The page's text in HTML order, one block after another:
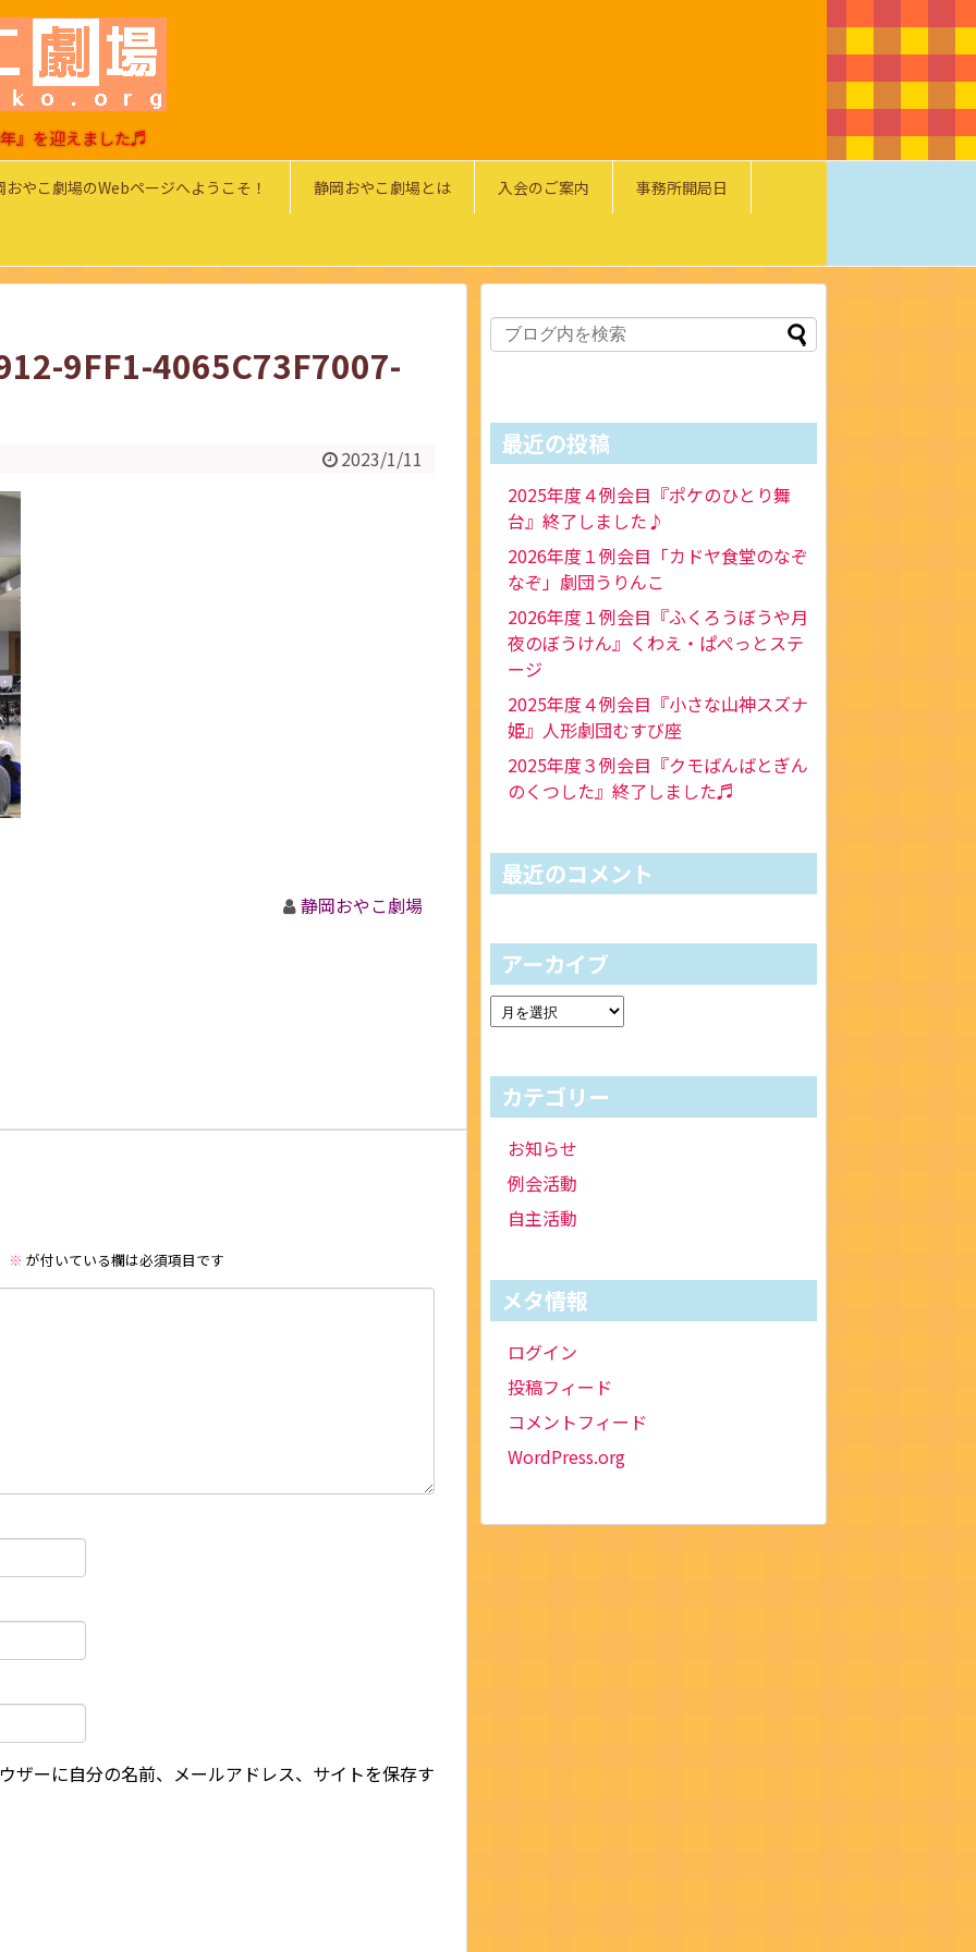
』を迎えました♬
おやこ劇場のWebページへようこそ！ 静岡おやこ劇場とは 入会のご案内 事務所開局日
9FF1-4065C73F7007-
2023/1/11
静岡おやこ劇場
※ が付いている欄は必須項目です
ザーに自分の名前、メールアドレス、サイトを保存す
最近の投稿
2025年度４例会目『ポケのひとり舞
台』終了しました♪
2026年度１例会目「カドヤ食堂のなぞ
なぞ」劇団うりんこ
2026年度１例会目『ふくろうぼうや月
夜のぼうけん』くわえ・ぱぺっとステ
ージ
2025年度４例会目『小さな山神スズナ
姫』人形劇団むすび座
2025年度３例会目『クモばんばとぎん
のくつした』終了しました♬
最近のコメント
アーカイブ
カテゴリー
お知らせ
例会活動
自主活動
メタ情報
ログイン
投稿フィード
コメントフィード
WordPress.org